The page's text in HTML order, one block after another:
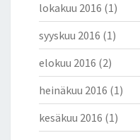
lokakuu 2016 (1)
syyskuu 2016 (1)
elokuu 2016 (2)
heinäkuu 2016 (1)
kesäkuu 2016 (1)